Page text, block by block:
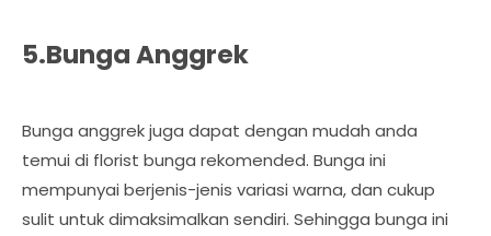
5.Bunga Anggrek
Bunga anggrek juga dapat dengan mudah anda
temui di florist bunga rekomended. Bunga ini
mempunyai berjenis-jenis variasi warna, dan cukup
sulit untuk dimaksimalkan sendiri. Sehingga bunga ini